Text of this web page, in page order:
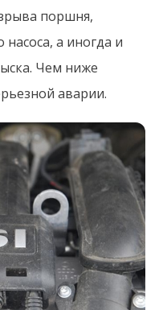
поршня,
а иногда и
Чем ниже
аварии.